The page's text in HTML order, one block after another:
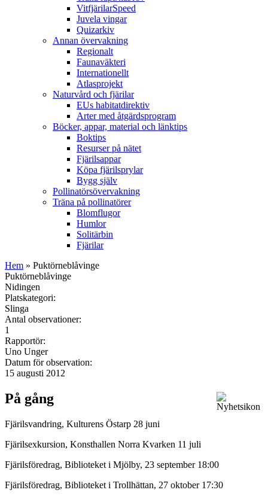
VitfjärilarSpeed
Juvela vingar
Quizarkiv
Annan övervakning
Regionalt
Faunaväkteri
Internationellt
Atlasprojekt
Naturvård och fjärilar
EUs habitatdirektiv
Arter med åtgärdsprogram
Böcker, appar, material och länktips
Boktips
Resurser på nätet
Fjärilsappar
Köpa fjärilsprylar
Bygg själv
Pollinatörsövervakning
Träna på pollinatörer
Blomflugor
Humlor
Solitärbin
Fjärilar
Hem » Puktörneblåvinge
Puktörneblåvinge
Nidingen
Platskategori:
Slinga
Antal observationer:
1
Rapportör:
Uno Unger
Datum för observation:
15 augusti 2012
På gång
Fjärilsvandring, Kulturens Östarp 28 juni
Fjärilsexkursion, Konsthallen Norra Kvarken 11 juli
Fjärilsföredrag, Biblioteket i Mjölby, 23 september 18:00
Fjärilsföredrag, Biblioteket i Trollhättan, 27 oktober 17:30